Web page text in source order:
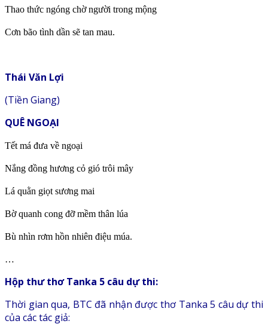
Thao thức ngóng chờ người trong mộng
Cơn bão tình dần sẽ tan mau.
Thái Văn Lợi
(Tiền Giang)
QUÊ NGOẠI
Tết má đưa về ngoại
Nắng đồng hương cỏ gió trôi mây
Lá quằn giọt sương mai
Bờ quanh cong đỡ mềm thân lúa
Bù nhìn rơm hồn nhiên điệu múa.
…
Hộp thư thơ Tanka 5 câu dự thi:
Thời gian qua, BTC đã nhận được thơ Tanka 5 câu dự thi
của các tác giả: